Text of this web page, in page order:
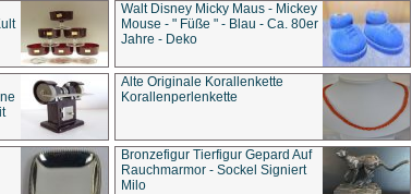
Walt Disney Micky Maus - Mickey
Mouse - " Füße " - Blau - Ca. 80er
Jahre - Deko
Alte Originale Korallenkette
Korallenperlenkette
Bronzefigur Tierfigur Gepard Auf
Rauchmarmor - Sockel Signiert
Milo